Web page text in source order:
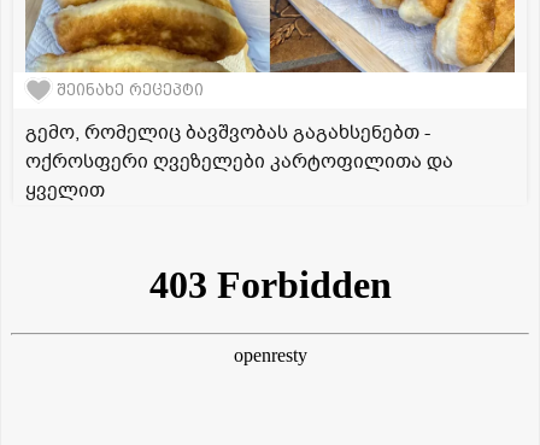
შეინახე რეცეპტი
გემო, რომელიც ბავშვობას გაგახსენებთ -
ოქროსფერი ღვეზელები კარტოფილითა და
ყველით